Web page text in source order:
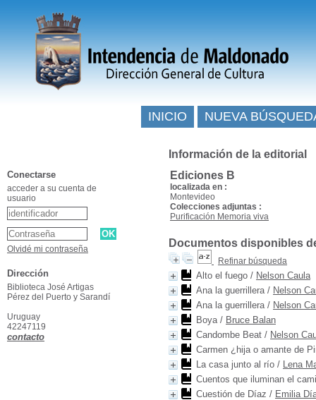
Información de la editorial
Ediciones B
localizada en :
Montevideo
Colecciones adjuntas :
Purificación Memoria viva
Documentos disponibles
Refinar búsqueda
Alto el fuego / Nelson Caula
Ana la guerrillera/ Nelson
Ana la guerrillera/ Nelson
Boya/ Bruce Balan
Candombe Beat / Nelson
Carmen ¿hija o amante de
La casa junto al río / Lena
Cuentos que iluminan el
Cuestión de Díaz / Emilia
INICIO NUEVA
Conectarse
acceder a su cuenta de
usuario
Olvidé mi contraseña
Dirección
Biblioteca José Artigas
Pérez del Puerto y Sarandí
Uruguay
42247119
contacto